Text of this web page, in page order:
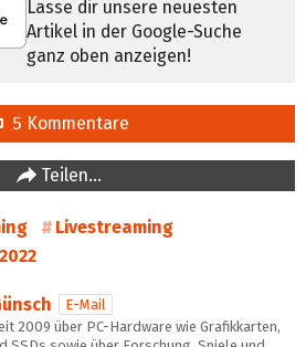
Lasse dir unsere neuesten
Artikel in der Google-Suche
ganz oben anzeigen!
5 Kommentare
Teilen…
Livestreaming
E-Mail
2009 über PC-Hardware wie Grafikkarten,